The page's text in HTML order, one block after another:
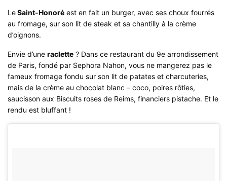
LeSaint-Honoré est en fait un burger, avec ses choux fourrés
au fromage, sur son lit de steak et sa chantilly à la crème
d’oignons.
Envie d’uneraclette ? Dans ce restaurant du 9e arrondissement
de Paris, fondé par Sephora Nahon, vous ne mangerez pas le
fameux fromage fondu sur son lit de patates et charcuteries,
mais de la crème au chocolat blanc – coco, poires rôties,
saucisson aux Biscuits roses de Reims, financiers pistache. Et le
rendu est bluffant !